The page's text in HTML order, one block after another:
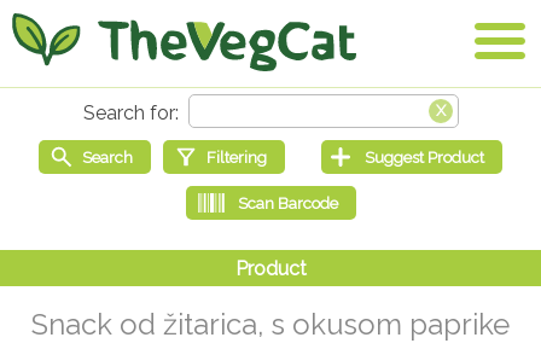
Snack od žitarica, s okusom paprike